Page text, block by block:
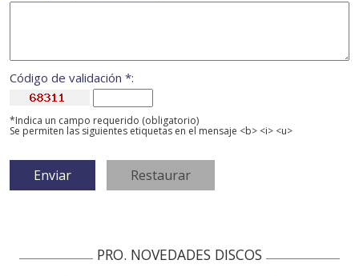
Código de validación *:
*Indica un campo requerido (obligatorio)
Se permiten las siguientes etiquetas en el mensaje <b> <i> <u>
PRO. NOVEDADES DISCOS